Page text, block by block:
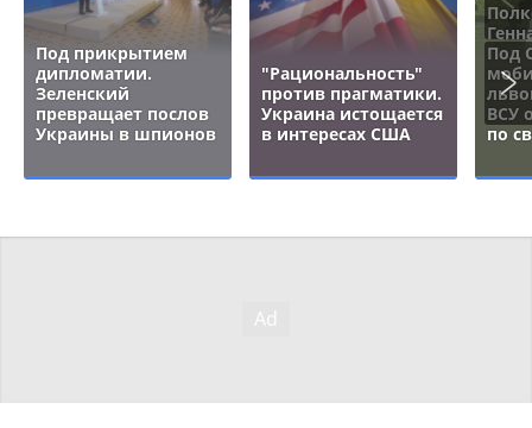
Под прикрытием
дипломатии.
Зеленский
превращает послов
Украины в шпионов
"Рациональность"
против прагматики.
Украина истощается
в интересах США
Под
ВСУ
по